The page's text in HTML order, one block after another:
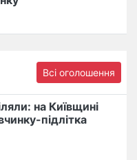
Всі оголошення
на Київщині
підлітка